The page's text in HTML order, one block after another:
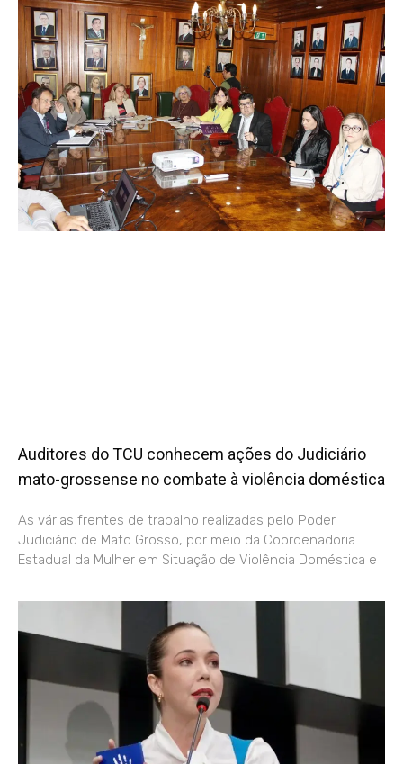
Auditores do TCU conhecem ações do Judiciário
mato-grossense no combate à violência doméstica
As várias frentes de trabalho realizadas pelo Poder
Judiciário de Mato Grosso, por meio da Coordenadoria
Estadual da Mulher em Situação de Violência Doméstica e